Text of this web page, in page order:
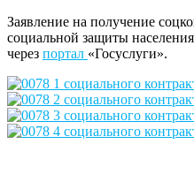
Заявление на получение
социальной защиты
через портал «Госуслуги».